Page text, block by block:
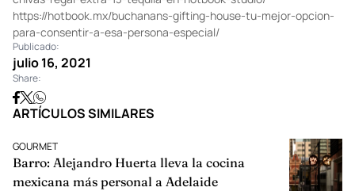
https://hotbook.mx/buchanans-gifting-house-tu-mejor-opcion-
para-consentir-a-esa-persona-especial/
Publicado:
julio 16, 2021
Share:
ARTÍCULOS SIMILARES
GOURMET
Barro: Alejandro Huerta lleva la cocina
mexicana más personal a Adelaide